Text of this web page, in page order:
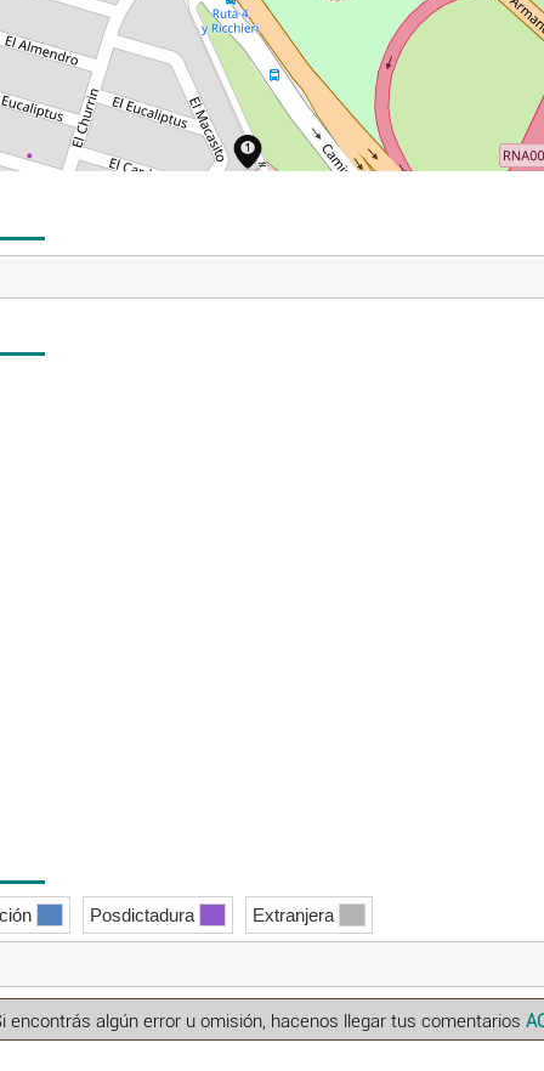
Posdictadura Extranjera
algún error u omisión, hacenos llegar tus comentarios